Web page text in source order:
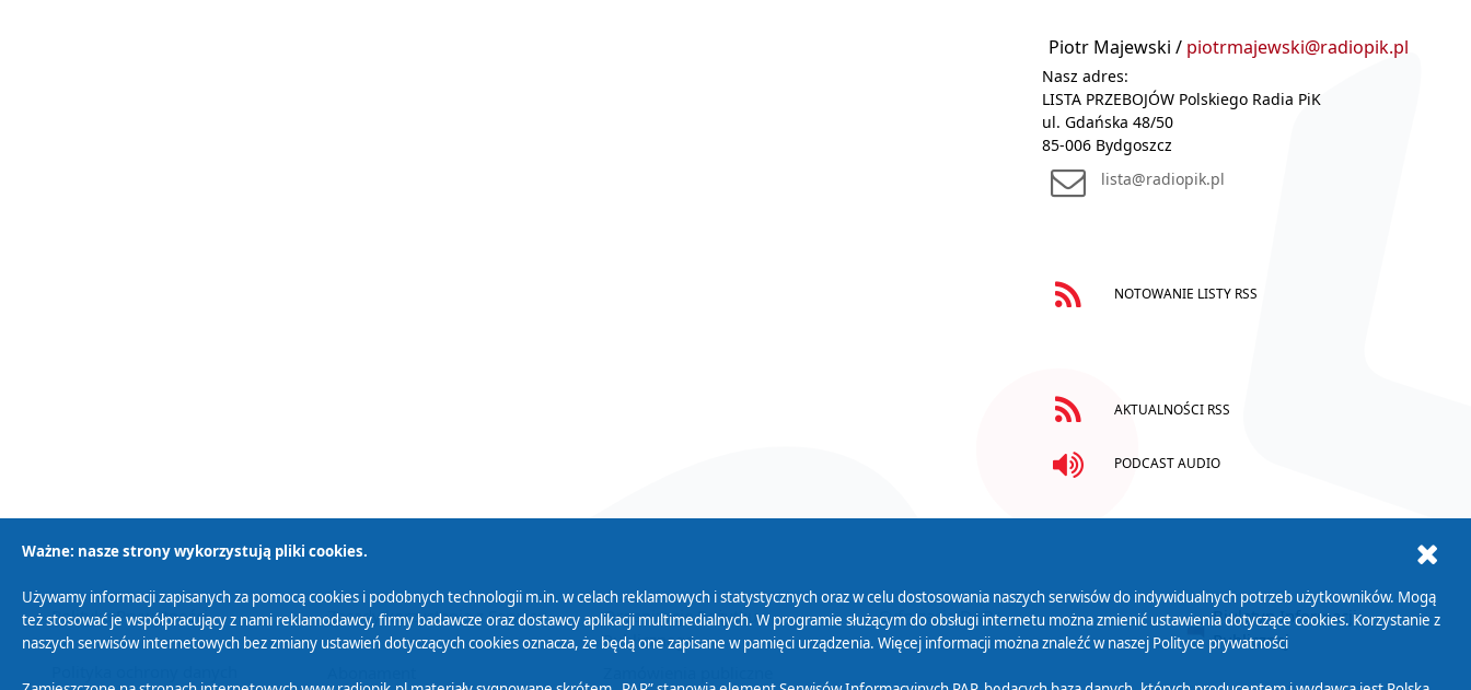
Piotr Majewski / piotrmajewski@radiopik.pl
Nasz adres:
LISTA PRZEBOJÓW Polskiego Radia PiK
ul. Gdańska 48/50
85-006 Bydgoszcz
lista@radiopik.pl
NOTOWANIE LISTY RSS
AKTUALNOŚCI RSS
PODCAST AUDIO
Polityka Prywatności Zasady korzystania z Serwisu
Organizacje Pożytku
Publicznego
Cyfryzacja DAB+
Biuletyn Informacji
Publicznej
Ważne: nasze strony wykorzystują pliki cookies.
Używamy informacji zapisanych za pomocą cookies i podobnych technologii m.in. w celach reklamowych i statystycznych oraz w celu dostosowania naszych serwisów do indywidualnych potrzeb użytkowników. Mogą
też stosować je współpracujący z nami reklamodawcy, firmy badawcze oraz dostawcy aplikacji multimedialnych. W programie służącym do obsługi internetu można zmienić ustawienia dotyczące cookies. Korzystanie z
naszych serwisów internetowych bez zmiany ustawień dotyczących cookies oznacza, że będą one zapisane w pamięci urządzenia. Więcej informacji można znaleźć w naszej Polityce prywatności